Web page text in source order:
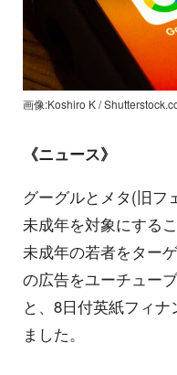
画像:Koshiro K /
《ニュース》
グーグルとメタ(旧フ
未成年を対象にする
未成年の若者をター
の広告をユーチュー
と、8日付英紙フィ
ました。